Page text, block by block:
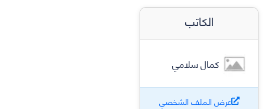
الكاتب
كمال سلامي
عرض الملف الشخصي